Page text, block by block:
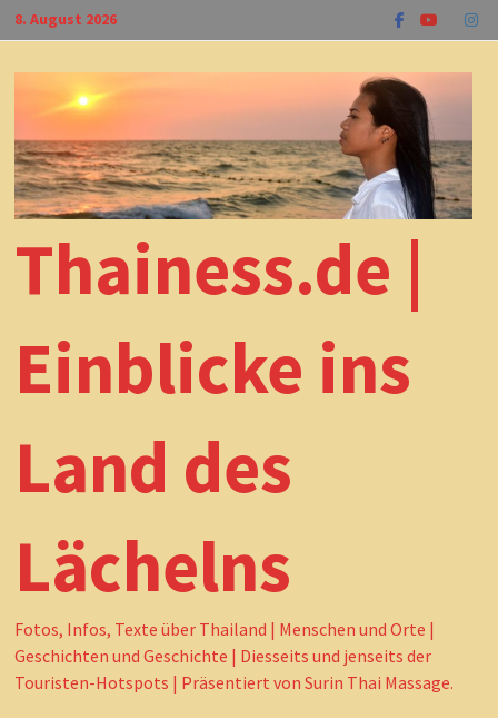
Zum
Inhalt
springen
8. August 2026
Thainess.de |
Einblicke ins
Land des
Lächelns
Fotos, Infos, Texte über Thailand | Menschen und Orte |
Geschichten und Geschichte | Diesseits und jenseits der
Touristen-Hotspots | Präsentiert von Surin Thai Massage.